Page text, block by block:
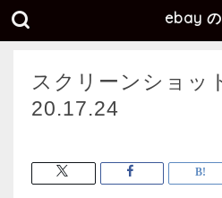
ebay の
スクリーンショッ
20.17.24